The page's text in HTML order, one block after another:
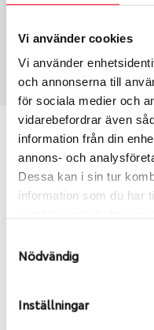
Vi använder cookies
Vi använder
och annonserna till
för sociala medier och
vidarebefordrar även
information från din
annons- och
Dessa kan i sin tur
information som du har
Nödvändig
Inställningar
Däcktyp
2366
Passar detta
Ange
du valt passar din
dimensioner. Ibland
årens lopp och inte